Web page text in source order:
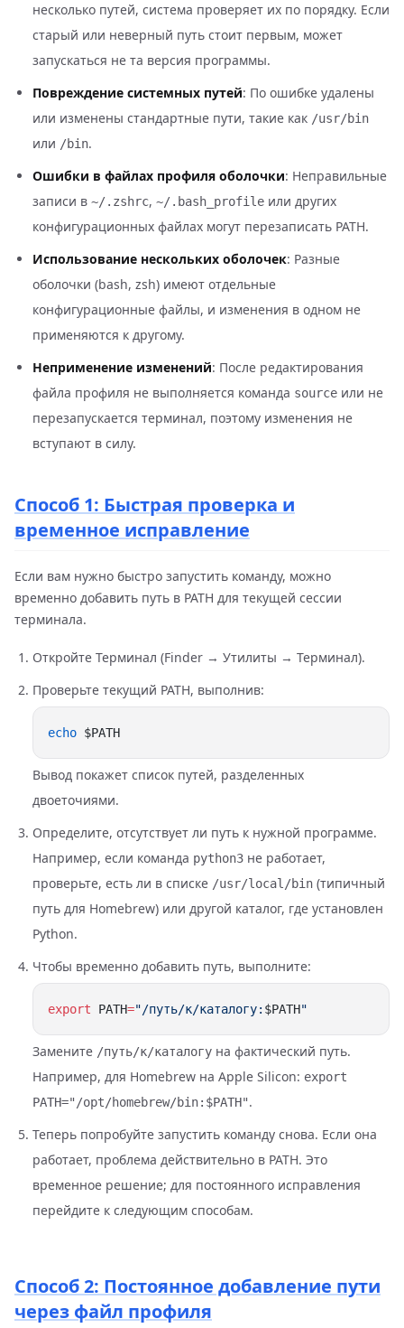
несколько путей, система проверяет их по порядку. Если
старый или неверный путь стоит первым, может
запускаться не та версия программы.
Повреждение системных путей: По ошибке удалены
или изменены стандартные пути, такие как /usr/bin
или /bin.
Ошибки в файлах профиля оболочки: Неправильные
записи в ~/.zshrc, ~/.bash_profile или других
конфигурационных файлах могут перезаписать PATH.
Использование нескольких оболочек: Разные
оболочки (bash, zsh) имеют отдельные
конфигурационные файлы, и изменения в одном не
применяются к другому.
Неприменение изменений: После редактирования
файла профиля не выполняется команда source или не
перезапускается терминал, поэтому изменения не
вступают в силу.
Способ 1: Быстрая проверка и
временное исправление
Если вам нужно быстро запустить команду, можно
временно добавить путь в PATH для текущей сессии
терминала.
Откройте Терминал (Finder → Утилиты → Терминал).
Проверьте текущий PATH, выполнив:
echo
Вывод покажет список путей, разделенных
двоеточиями.
Определите, отсутствует ли путь к нужной программе.
Например, если команда python3 не работает,
проверьте, есть ли в списке /usr/local/bin (типичный
путь для Homebrew) или другой каталог, где установлен
Python.
Чтобы временно добавить путь, выполните:
export PATH="/путь/к/каталогу: $PATH
Замените /путь/к/каталогу на фактический путь.
Например, для Homebrew на Apple Silicon: export
PATH="/opt/homebrew/bin:$PATH".
Теперь попробуйте запустить команду снова. Если она
работает, проблема действительно в PATH. Это
временное решение; для постоянного исправления
перейдите к следующим способам.
Способ 2: Постоянное добавление пути
через файл профиля